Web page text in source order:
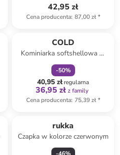
42,95 zł
Cena producenta: 87,00 zł*
COLD
Kominiarka softshellowa w
kolorze czarnym
-50%
40,95 złregularna
36,95 zł z family
Cena producenta: 75,39 zł*
rukka
Czapka w kolorze czerwonym